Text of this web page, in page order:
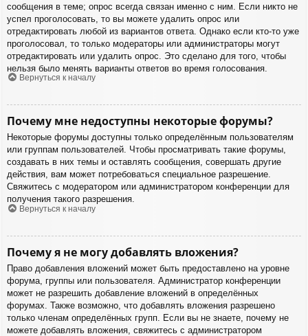
сообщения в теме; опрос всегда связан именно с ним. Если никто не
успел проголосовать, то вы можете удалить опрос или
отредактировать любой из вариантов ответа. Однако если кто-то уже
проголосовал, то только модераторы или администраторы могут
отредактировать или удалить опрос. Это сделано для того, чтобы
нельзя было менять варианты ответов во время голосования.
Вернуться к началу
Почему мне недоступны некоторые форумы?
Некоторые форумы доступны только определённым пользователям
или группам пользователей. Чтобы просматривать такие форумы,
создавать в них темы и оставлять сообщения, совершать другие
действия, вам может потребоваться специальное разрешение.
Свяжитесь с модератором или администратором конференции для
получения такого разрешения.
Вернуться к началу
Почему я не могу добавлять вложения?
Право добавления вложений может быть предоставлено на уровне
форума, группы или пользователя. Администратор конференции
может не разрешить добавление вложений в определённых
форумах. Также возможно, что добавлять вложения разрешено
только членам определённых групп. Если вы не знаете, почему не
можете добавлять вложения, свяжитесь с администратором